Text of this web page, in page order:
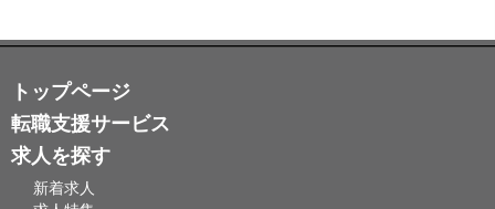
トップページ
転職支援サービス
求人を探す
新着求人